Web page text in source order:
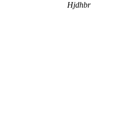
Hjdhbr